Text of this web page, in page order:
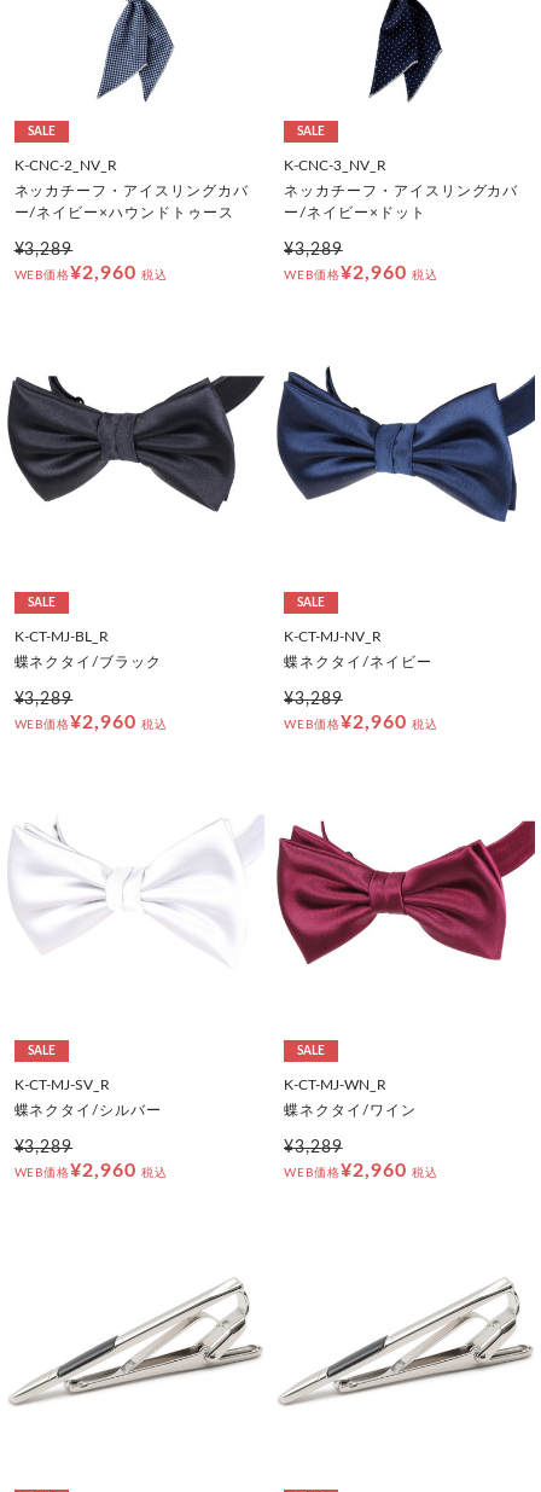
SALE
K-CNC-2_NV_R
ネッカチーフ・アイスリングカバ
ー/ネイビー×ハウンドトゥース
¥3,289
WEB価格¥2,960 税込
SALE
K-CNC-3_NV_R
ネッカチーフ・アイスリングカバ
ー/ネイビー×ドット
¥3,289
WEB価格¥2,960 税込
SALE
K-CT-MJ-BL_R
蝶ネクタイ/ブラック
¥3,289
WEB価格¥2,960 税込
SALE
K-CT-MJ-NV_R
蝶ネクタイ/ネイビー
¥3,289
WEB価格¥2,960 税込
SALE
K-CT-MJ-SV_R
蝶ネクタイ/シルバー
¥3,289
WEB価格¥2,960 税込
SALE
K-CT-MJ-WN_R
蝶ネクタイ/ワイン
¥3,289
WEB価格¥2,960 税込